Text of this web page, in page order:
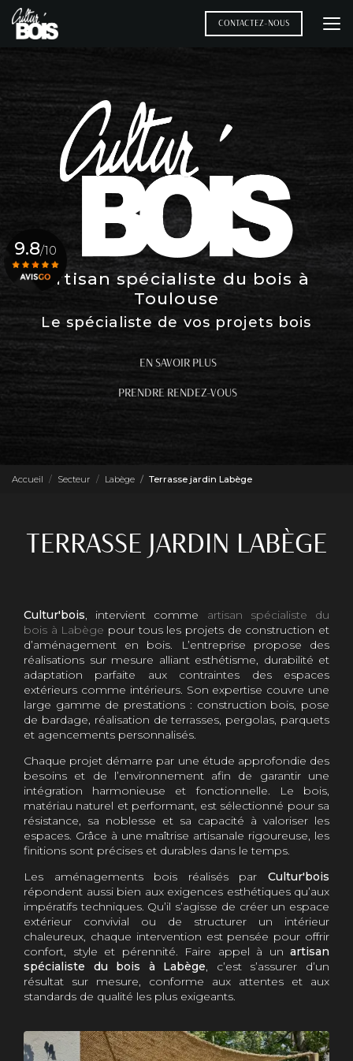
Aller
au
contenu
CONTACTEZ-NOUS
Artisan spécialiste du bois à
Toulouse
Le spécialiste de vos projets bois
EN SAVOIR PLUS
PRENDRE RENDEZ-VOUS
9.8/10
Accueil Secteur Labège Terrasse jardin Labège
TERRASSE JARDIN LABÈGE
Cultur'bois, intervient comme artisan spécialiste du
bois à Labège pour tous les projets de construction et
d’aménagement en bois. L’entreprise propose des
réalisations sur mesure alliant esthétisme, durabilité et
adaptation parfaite aux contraintes des espaces
extérieurs comme intérieurs. Son expertise couvre une
large gamme de prestations : construction bois, pose
de bardage, réalisation de terrasses, pergolas, parquets
et agencements personnalisés.
Chaque projet démarre par une étude approfondie des
besoins et de l’environnement afin de garantir une
intégration harmonieuse et fonctionnelle. Le bois,
matériau naturel et performant, est sélectionné pour sa
résistance, sa noblesse et sa capacité à valoriser les
espaces. Grâce à une maîtrise artisanale rigoureuse, les
finitions sont précises et durables dans le temps.
Les aménagements bois réalisés par Cultur'bois
répondent aussi bien aux exigences esthétiques qu’aux
impératifs techniques. Qu’il s’agisse de créer un espace
extérieur convivial ou de structurer un intérieur
chaleureux, chaque intervention est pensée pour offrir
confort, style et pérennité. Faire appel à un artisan
spécialiste du bois à Labège, c’est s’assurer d’un
résultat sur mesure, conforme aux attentes et aux
standards de qualité les plus exigeants.